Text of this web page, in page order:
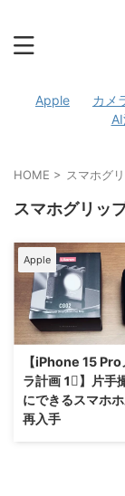
Apple カメ
HOME > スマホグ
スマホグリッ
Apple
【iPhone 15 Pro
ラ計画 1⃣】片手
にできるスマホ
再入手